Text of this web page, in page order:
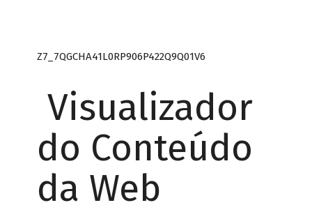
Z7_7QGCHA41L0RP906P422Q9Q01V6
Visualizador
do Conteúdo
da Web